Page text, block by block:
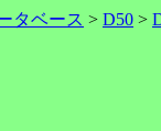
タベース > D50 >